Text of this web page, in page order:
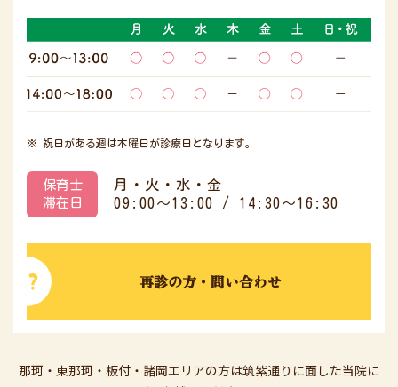
※ 祝日がある週は木曜日が診療日となります。
保育士
滞在日
月・火・水・金
09:00～13:00 / 14:30～16:30
再診の方・問い合わせ
那珂・東那珂・板付・諸岡エリアの方は筑紫通りに面した当院に